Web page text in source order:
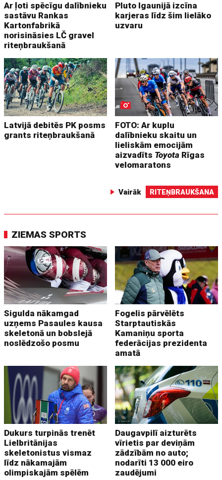
Ar ļoti spēcīgu dalībnieku
sastāvu Rankas
Kartonfabrikā
norisināsies LČ gravel
riteņbraukšanā
Pluto Igaunijā izcīna
karjeras līdz šim lielāko
uzvaru
Latvijā debitēs PK posms
grants riteņbraukšanā
FOTO: Ar kuplu
dalībnieku skaitu un
lieliskām emocijām
aizvadīts Toyota Rīgas
velomaratons
Vairāk RITEŅBRAUKŠANA
ZIEMAS SPORTS
Sigulda nākamgad
uzņems Pasaules kausa
skeletonā un bobslejā
noslēdzošo posmu
Fogelis pārvēlēts
Starptautiskās
Kamaniņu sporta
federācijas prezidenta
amatā
Dukurs turpinās trenēt
Lielbritānijas
skeletonistus vismaz
līdz nākamajām
olimpiskajām spēlēm
Daugavpilī aizturēts
vīrietis par deviņām
zādzībām no auto;
nodarīti 13 000 eiro
zaudējumi